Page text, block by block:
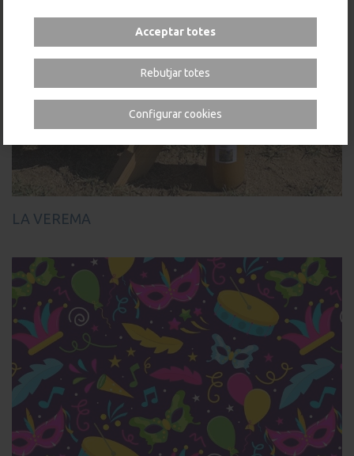
LA VEREMA
Acceptar totes
Rebutjar totes
Configurar cookies